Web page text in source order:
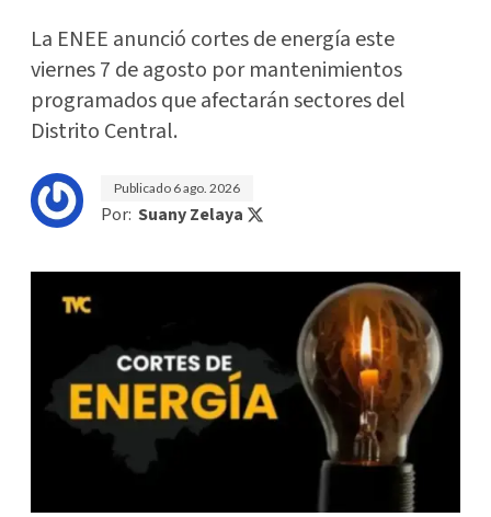
La ENEE anunció cortes de energía este
viernes 7 de agosto por mantenimientos
programados que afectarán sectores del
Distrito Central.
Publicado 6 ago. 2026
Por: Suany Zelaya